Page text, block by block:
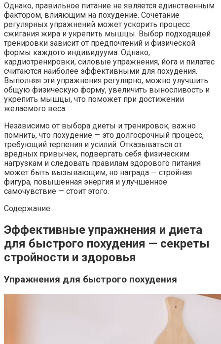
Однако, правильное питание не является единственным
фактором, влияющим на похудение. Сочетание
регулярных упражнений может ускорить процесс
сжигания жира и укрепить мышцы. Выбор подходящей
тренировки зависит от предпочтений и физической
формы каждого индивидуума. Однако,
кардиотренировки, силовые упражнения, йога и пилатес
считаются наиболее эффективными для похудения.
Выполняя эти упражнения регулярно, можно улучшить
общую физическую форму, увеличить выносливость и
укрепить мышцы, что поможет при достижении
желаемого веса.
Независимо от выбора диеты и тренировок, важно
помнить, что похудение — это долгосрочный процесс,
требующий терпения и усилий. Отказываться от
вредных привычек, подвергать себя физическим
нагрузкам и следовать правилам здорового питания
может быть вызывающим, но награда — стройная
фигура, повышенная энергия и улучшенное
самочувствие — стоит этого.
Содержание
Эффективные упражнения и диета
для быстрого похудения — секреты
стройности и здоровья
Упражнения для быстрого похудения